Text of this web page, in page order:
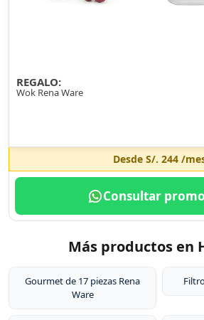
REGALO:
Wok Rena Ware
Desde S/. 244/
Consultar
Más productos en
Gourmet de 17 piezas Rena
Ware